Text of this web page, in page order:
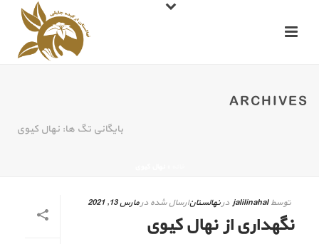
ARCHIVES
بایگانی تگ ها: نهال کیوی
توسطjalilinahal درنهالستانارسال شده درمارس 13, 2021
نگهداری از نهال کیوی